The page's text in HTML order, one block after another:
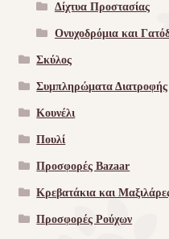
Δίχτυα Προστασίας
Ονυχοδρόμια και
Σκύλος
Συμπληρώματα Διατροφής
Κουνέλι
Πουλί
Προσφορές Bazaar
Κρεβατάκια και
Προσφορές Ρούχων